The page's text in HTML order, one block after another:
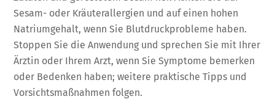
Sesam- oder Kräuterallergien und auf einen hohen
Natriumgehalt, wenn Sie Blutdruckprobleme haben.
Stoppen Sie die Anwendung und sprechen Sie mit Ihrer
Ärztin oder Ihrem Arzt, wenn Sie Symptome bemerken
oder Bedenken haben; weitere praktische Tipps und
Vorsichtsmaßnahmen folgen.